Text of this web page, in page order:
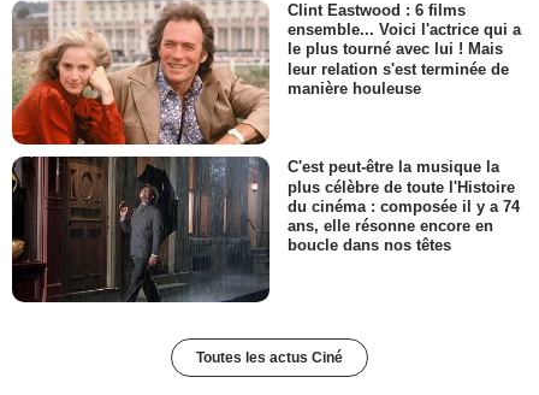
Clint Eastwood : 6 films
ensemble... Voici l'actrice qui a
le plus tourné avec lui ! Mais
leur relation s'est terminée de
manière houleuse
C'est peut-être la musique la
plus célèbre de toute l'Histoire
du cinéma : composée il y a 74
ans, elle résonne encore en
boucle dans nos têtes
Toutes les actus Ciné